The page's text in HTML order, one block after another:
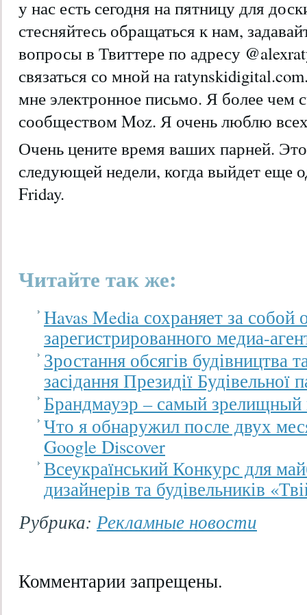
у нас есть сегодня на пятницу для
стесняйтесь обращаться к нам,
вопросы в Твиттере по адресу
связаться со мной на
мне электронное письмо. Я более чем
сообществом Moz. Я очень люблю
Очень цените время ваших парней.
следующей недели, когда выйдет еще
Friday.
Читайте так же:
Havas Media сохраняет за собой
зарегистрированного медиа-
Зростання обсягів будівництва
засідання Президії Будівельної
Брандмауэр – самый
Что я обнаружил после двух
Google Discover
Всеукраїнський Конкурс для
дизайнерів та будівельників
Рубрика: Рекламные новости
Комментарии запрещены.